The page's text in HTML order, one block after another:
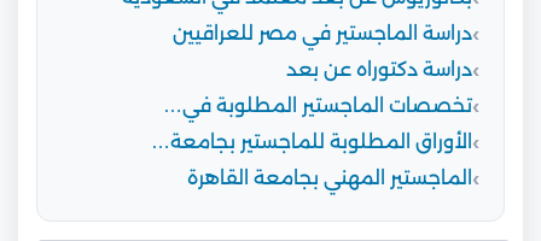
دراسة الماجستير في مصر للعراقيين
دراسة دكتوراه عن بعد
تخصصات الماجستير المطلوبة في…
الأوراق المطلوبة للماجستير بجامعة…
الماجستير المهني بجامعة القاهرة